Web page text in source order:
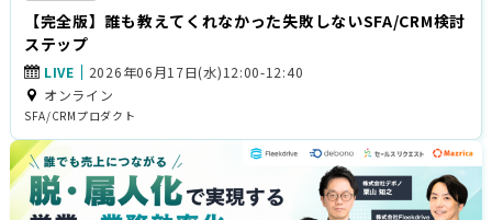
【完全版】誰も教えてくれなかった失敗しないSFA/CRM検討
ステップ
LIVE
2026年06月17日(水)12:00-12:40
オンライン
SFA/CRM プロダクト